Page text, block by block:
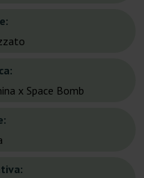
x Space Bomb